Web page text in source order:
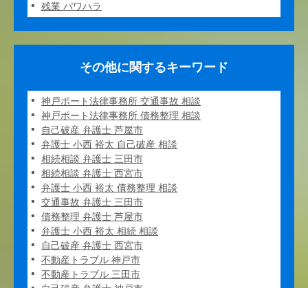
残業 パワハラ
その他に関するキーワード
神戸ポート法律事務所 交通事故 相談
神戸ポート法律事務所 債務整理 相談
自己破産 弁護士 芦屋市
弁護士 小西 裕太 自己破産 相談
相続相談 弁護士 三田市
相続相談 弁護士 西宮市
弁護士 小西 裕太 債務整理 相談
交通事故 弁護士 三田市
債務整理 弁護士 芦屋市
弁護士 小西 裕太 相続 相談
自己破産 弁護士 西宮市
不動産トラブル 神戸市
不動産トラブル 三田市